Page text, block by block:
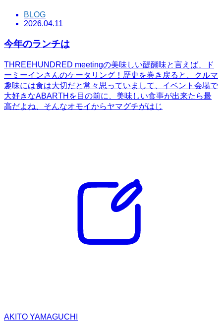
BLOG
2026.04.11
今年のランチは
THREEHUNDRED meetingの美味しい醍醐味と言えば、ド
ーミーインさんのケータリング！歴史を巻き戻ると、クルマ
趣味には食は大切だと常々思っていまして、イベント会場で
大好きなABARTHを目の前に、美味しい食事が出来たら最
高だよね、そんなオモイからヤマグチがはじ
AKITO YAMAGUCHI